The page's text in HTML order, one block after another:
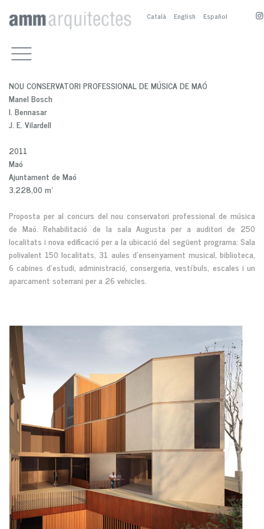
Català English Español
RESIDENCIALS
ESPAI PÚBLIC
SERVEIS
ALTRES TREBALLS
BIOGRAFIA
A. SÁNCHEZ-FORTÚN
COL·LABORADORS
CONCURSOS I PREMIS
PUBLICACIONS
A. SÁNCHEZ-FORTÚN
M. BOSCH
M. NOGUÉS
NOU CONSERVATORI PROFESSIONAL DE MÚSICA DE MAÓ
Manel Bosch
I. Bennasar
J. E. Vilardell
2011
Maó
Ajuntament de Maó
3.228,00 m²
Proposta per al concurs del nou conservatori professional de música
de Maó. Rehabilitació de la sala Augusta per a auditori de 250
localitats i nova edificació per a la ubicació del següent programa: Sala
polivalent 150 localitats, 31 aules d'ensenyament musical, biblioteca,
6 cabines d'estudi, administració, consergeria, vestíbuls, escales i un
aparcament soterrani per a 26 vehicles.